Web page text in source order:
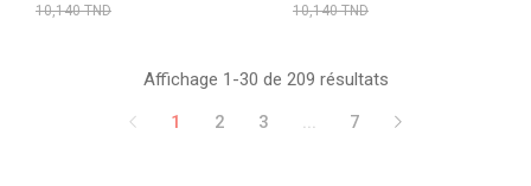
10,140 TND 10,140 TND
Affichage 1-30 de 209 résultats
1
2 3 ... 7